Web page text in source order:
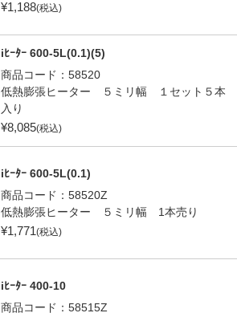
¥1,188(税込)
iﾋｰﾀｰ 600-5L(0.1)(5)
商品コード： 58520
低熱膨張ヒーター ５ミリ幅 １セット５本
入り
¥8,085(税込)
iﾋｰﾀｰ 600-5L(0.1)
商品コード： 58520Z
低熱膨張ヒーター ５ミリ幅 1本売り
¥1,771(税込)
iﾋｰﾀｰ 400-10
商品コード： 58515Z